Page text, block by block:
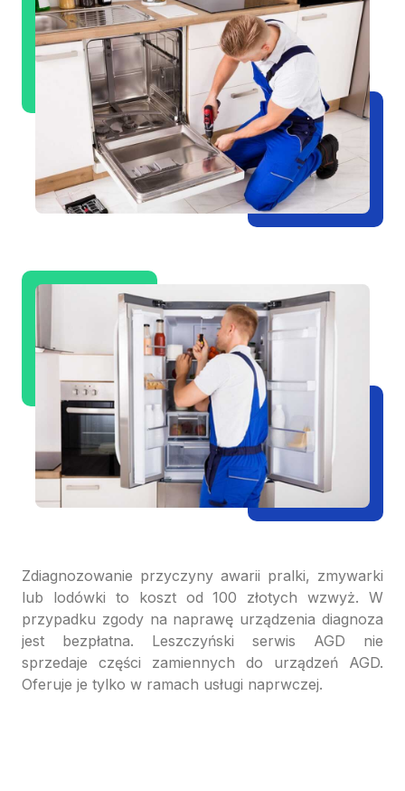
Zdiagnozowanie przyczyny awarii pralki, zmywarki
lub lodówki to koszt od 100 złotych wzwyż. W
przypadku zgody na naprawę urządzenia diagnoza
jest bezpłatna. Leszczyński serwis AGD nie
sprzedaje części zamiennych do urządzeń AGD.
Oferuje je tylko w ramach usługi naprwczej.